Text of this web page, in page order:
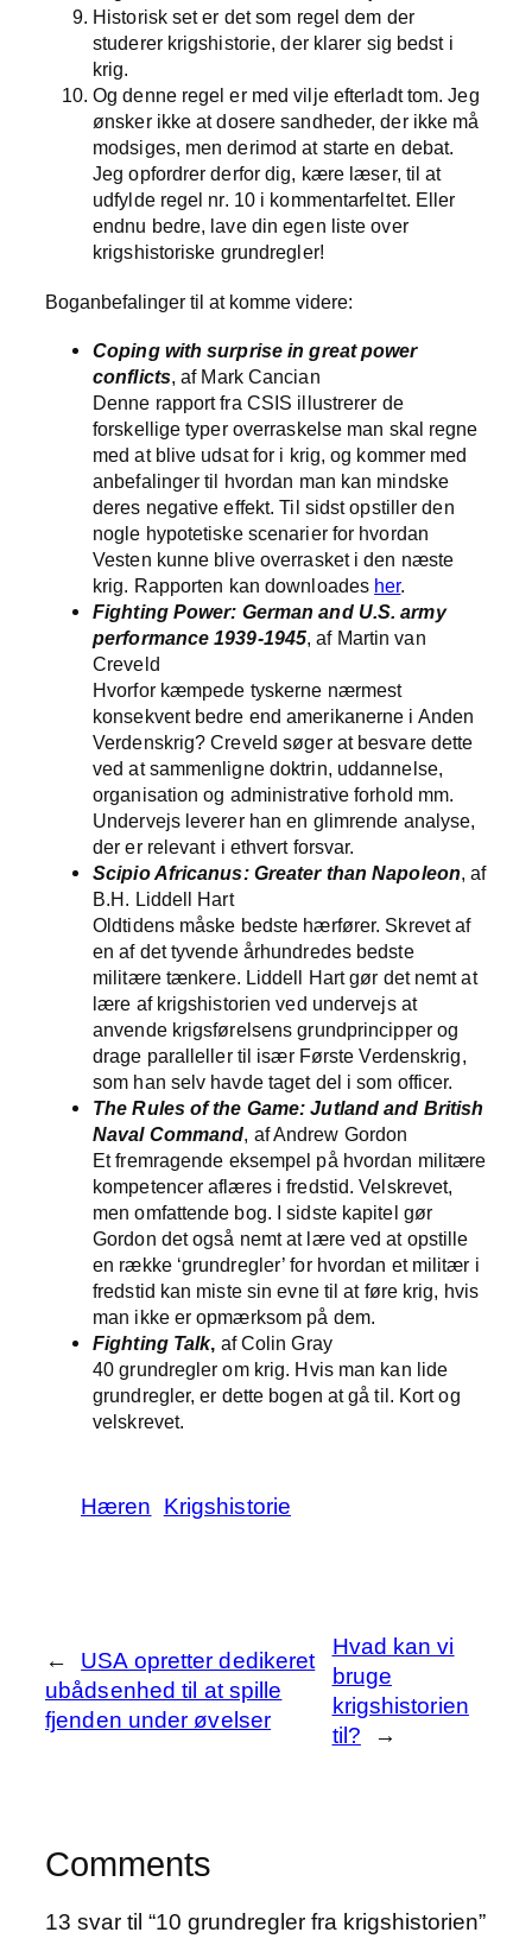
Historisk set er det som regel dem der
studerer krigshistorie, der klarer sig bedst i
krig.
Og denne regel er med vilje efterladt tom. Jeg
ønsker ikke at dosere sandheder, der ikke må
modsiges, men derimod at starte en debat.
Jeg opfordrer derfor dig, kære læser, til at
udfylde regel nr. 10 i kommentarfeltet. Eller
endnu bedre, lave din egen liste over
krigshistoriske grundregler!
Boganbefalinger til at komme videre:
Coping with surprise in great power
conflicts, af Mark Cancian
Denne rapport fra CSIS illustrerer de
forskellige typer overraskelse man skal regne
med at blive udsat for i krig, og kommer med
anbefalinger til hvordan man kan mindske
deres negative effekt. Til sidst opstiller den
nogle hypotetiske scenarier for hvordan
Vesten kunne blive overrasket i den næste
krig. Rapporten kan downloades her.
Fighting Power: German and U.S. army
performance 1939-1945, af Martin van
Creveld
Hvorfor kæmpede tyskerne nærmest
konsekvent bedre end amerikanerne i Anden
Verdenskrig? Creveld søger at besvare dette
ved at sammenligne doktrin, uddannelse,
organisation og administrative forhold mm.
Undervejs leverer han en glimrende analyse,
der er relevant i ethvert forsvar.
Scipio Africanus: Greater than Napoleon, af
B.H. Liddell Hart
Oldtidens måske bedste hærfører. Skrevet af
en af det tyvende århundredes bedste
militære tænkere. Liddell Hart gør det nemt at
lære af krigshistorien ved undervejs at
anvende krigsførelsens grundprincipper og
drage paralleller til især Første Verdenskrig,
som han selv havde taget del i som officer.
The Rules of the Game: Jutland and British
Naval Command, af Andrew Gordon
Et fremragende eksempel på hvordan militære
kompetencer aflæres i fredstid. Velskrevet,
men omfattende bog. I sidste kapitel gør
Gordon det også nemt at lære ved at opstille
en række ‘grundregler’ for hvordan et militær i
fredstid kan miste sin evne til at føre krig, hvis
man ikke er opmærksom på dem.
Fighting Talk, af Colin Gray
40 grundregler om krig. Hvis man kan lide
grundregler, er dette bogen at gå til. Kort og
velskrevet.
Hæren Krigshistorie
←
USA opretter dedikeret
ubådsenhed til at spille
fjenden under øvelser
Hvad kan vi
bruge
krigshistorien
til?
→
Comments
13 svar til “10 grundregler fra krigshistorien”